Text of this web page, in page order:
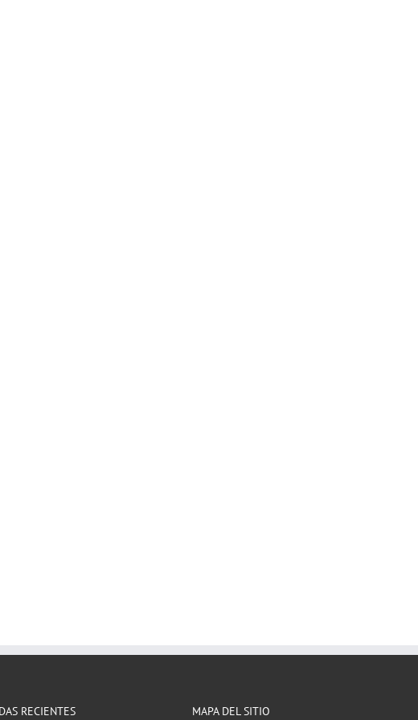
RECIENTES MAPA DEL SITIO